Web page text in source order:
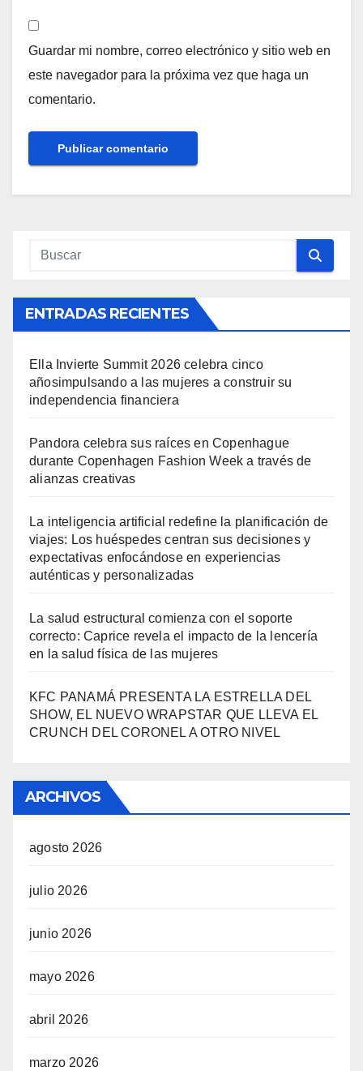
Guardar mi nombre, correo electrónico y sitio web en
este navegador para la próxima vez que haga un
comentario.
ENTRADAS RECIENTES
Ella Invierte Summit 2026 celebra cinco
añosimpulsando a las mujeres a construir su
independencia financiera
Pandora celebra sus raíces en Copenhague
durante Copenhagen Fashion Week a través de
alianzas creativas
La inteligencia artificial redefine la planificación de
viajes: Los huéspedes centran sus decisiones y
expectativas enfocándose en experiencias
auténticas y personalizadas
La salud estructural comienza con el soporte
correcto: Caprice revela el impacto de la lencería
en la salud física de las mujeres
KFC PANAMÁ PRESENTA LA ESTRELLA DEL
SHOW, EL NUEVO WRAPSTAR QUE LLEVA EL
CRUNCH DEL CORONEL A OTRO NIVEL
ARCHIVOS
agosto 2026
julio 2026
junio 2026
mayo 2026
abril 2026
marzo 2026